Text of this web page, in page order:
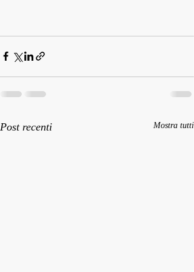
Post recenti Mostra tutti